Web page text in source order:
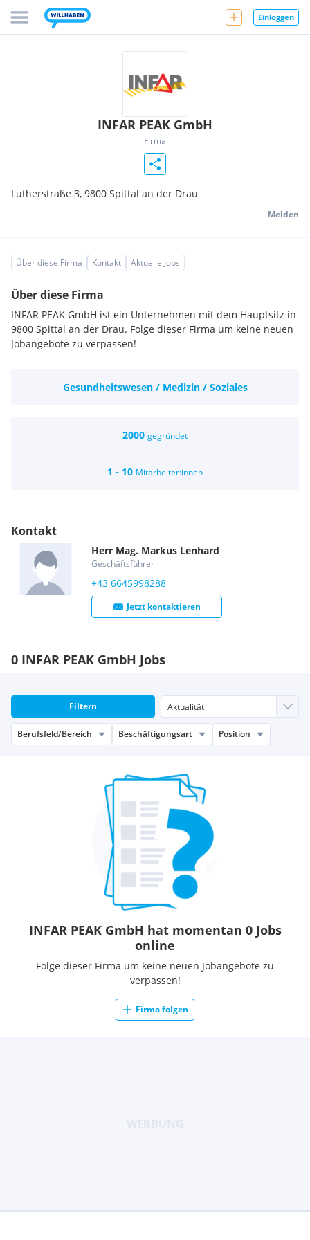
Einloggen
INFAR PEAK GmbH
Firma
Lutherstraße 3, 9800 Spittal an der Drau
Melden
Über diese Firma Kontakt Aktuelle Jobs
Über diese Firma
INFAR PEAK GmbH ist ein Unternehmen mit dem Hauptsitz in
9800 Spittal an der Drau. Folge dieser Firma um keine neuen
Jobangebote zu verpassen!
Gesundheitswesen / Medizin / Soziales
2000 gegründet
1 - 10 Mitarbeiter:innen
Kontakt
Herr Mag. Markus Lenhard
Geschäftsführer
+43 6645998288
Jetzt kontaktieren
0 INFAR PEAK GmbH Jobs
Filtern
Berufsfeld/Bereich Beschäftigungsart Position
INFAR PEAK GmbH hat momentan 0 Jobs
online
Folge dieser Firma um keine neuen Jobangebote zu
verpassen!
Firma folgen